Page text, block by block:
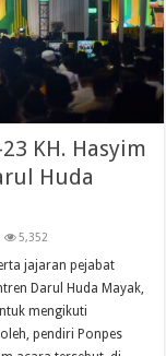
KH. Hasyim
Huda
5,352
jajaran pejabat
Darul Huda Mayak,
mengikuti
pendiri Ponpes